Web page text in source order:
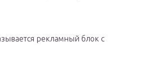
рекламный блок с